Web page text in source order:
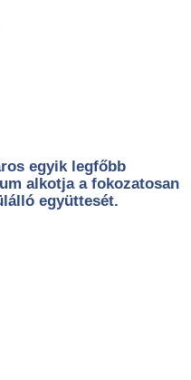
egyik legfőbb
alkotja a fokozatosan
együttesét.